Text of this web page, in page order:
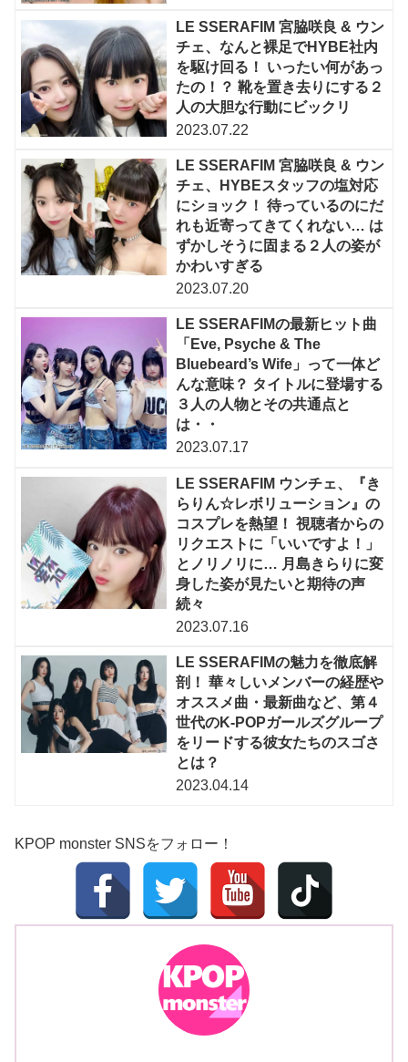
LE SSERAFIM 宮脇咲良 & ウン
チェ、なんと裸足でHYBE社内
を駆け回る！ いったい何があっ
たの！？ 靴を置き去りにする２
人の大胆な行動にビックリ
2023.07.22
LE SSERAFIM 宮脇咲良 & ウン
チェ、HYBEスタッフの塩対応
にショック！ 待っているのにだ
れも近寄ってきてくれない… は
ずかしそうに固まる２人の姿が
かわいすぎる
2023.07.20
LE SSERAFIMの最新ヒット曲
「Eve, Psyche & The
Bluebeard’s Wife」って一体ど
んな意味？ タイトルに登場する
３人の人物とその共通点と
は・・
2023.07.17
LE SSERAFIM ウンチェ、『き
らりん☆レボリューション』の
コスプレを熱望！ 視聴者からの
リクエストに「いいですよ！」
とノリノリに… 月島きらりに変
身した姿が見たいと期待の声
続々
2023.07.16
LE SSERAFIMの魅力を徹底解
剖！ 華々しいメンバーの経歴や
オススメ曲・最新曲など、第４
世代のK-POPガールズグループ
をリードする彼女たちのスゴさ
とは？
2023.04.14
KPOP monster SNSをフォロー！